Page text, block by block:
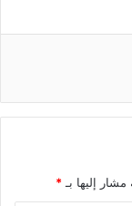
مشار إليها بـ *